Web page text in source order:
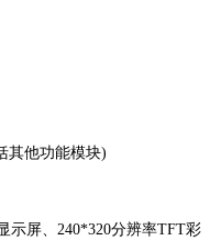
括其他功能模块)
示屏、240*320分辨率TFT彩